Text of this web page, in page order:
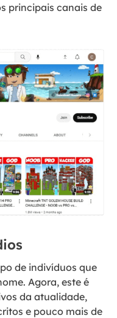
principais canais de
de indivíduos que
Agora, este é
da atualidade,
e pouco mais de